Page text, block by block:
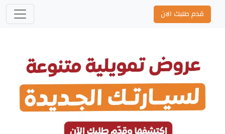
قدم طلبك الان